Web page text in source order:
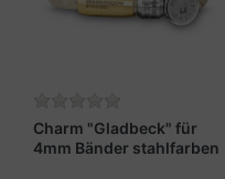
Charm "Gladbeck" für
4mm Bänder stahlfarben